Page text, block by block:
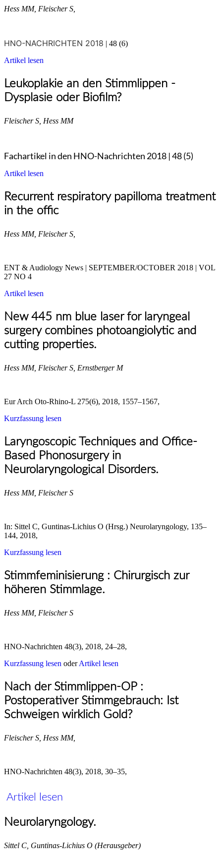
Hess MM, Fleischer S,
HNO-NACHRICHTEN 2018 | 48 (6)
Artikel lesen
Leukoplakie an den Stimmlippen -
Dysplasie oder Biofilm?
Fleischer S, Hess MM
Fachartikel in den HNO-Nachrichten 2018 | 48 (5)
Artikel lesen
Recurrent respiratory papilloma treatment
in the offic
Hess MM, Fleischer S,
ENT & Audiology News | SEPTEMBER/OCTOBER 2018 | VOL
27 NO 4
Artikel lesen
New 445 nm blue laser for laryngeal
surgery combines photoangiolytic and
cutting properties.
Hess MM, Fleischer S, Ernstberger M
Eur Arch Oto-Rhino-L 275(6), 2018, 1557–1567,
Kurzfassung lesen
Laryngoscopic Techniques and Office-
Based Phonosurgery in
Neurolaryngological Disorders.
Hess MM, Fleischer S
In: Sittel C, Guntinas-Lichius O (Hrsg.) Neurolaryngology, 135–
144, 2018,
Kurzfassung lesen
Stimmfeminisierung : Chirurgisch zur
höheren Stimmlage.
Hess MM, Fleischer S
HNO-Nachrichten 48(3), 2018, 24–28,
Kurzfassung lesen oderArtikel lesen
Nach der Stimmlippen-OP :
Postoperativer Stimmgebrauch: Ist
Schweigen wirklich Gold?
Fleischer S, Hess MM,
HNO-Nachrichten 48(3), 2018, 30–35,
Artikel lesen
Neurolaryngology.
Sittel C, Guntinas-Lichius O (Herausgeber)